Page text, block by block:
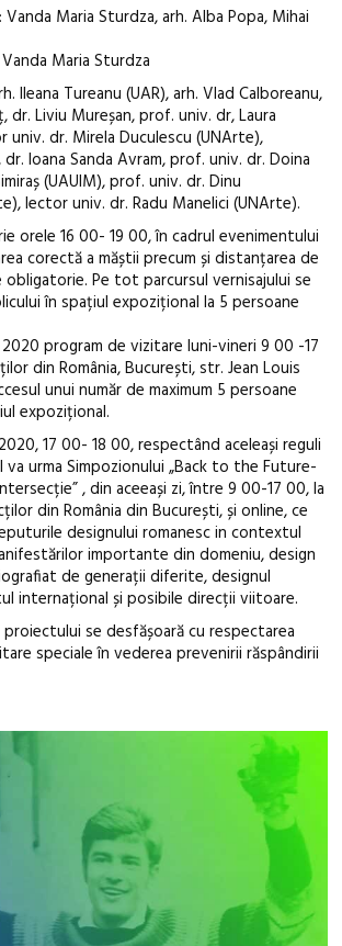
Maria Sturdza, arh. Alba Popa, Mihai
Maria Sturdza
Ileana Tureanu (UAR), arh. Vlad Calboreanu,
dr. Liviu Mureșan, prof. univ. dr, Laura
univ. dr. Mirela Duculescu (UNArte),
Ioana Sanda Avram, prof. univ. dr. Doina
(UAUIM), prof. univ. dr. Dinu
lector univ. dr. Radu Manelici (UNArte).
orele 16 00- 19 00, în cadrul evenimentului
corectă a măștii precum și distanțarea de
obligatorie. Pe tot parcursul vernisajului se
în spațiul expozițional la 5 persoane
program de vizitare luni-vineri 9 00 -17
din România, București, str. Jean Louis
unui număr de maximum 5 persoane
expozițional.
17 00- 18 00, respectând aceleași reguli
va urma Simpozionului „Back to the Future-
, din aceeași zi, între 9 00-17 00, la
din România din București, și online, ce
designului romanesc in contextul
importante din domeniu, design
de generații diferite, designul
internațional și posibile direcții viitoare.
se desfășoară cu respectarea
speciale în vederea prevenirii răspândirii